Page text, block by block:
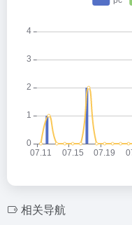
相关导航